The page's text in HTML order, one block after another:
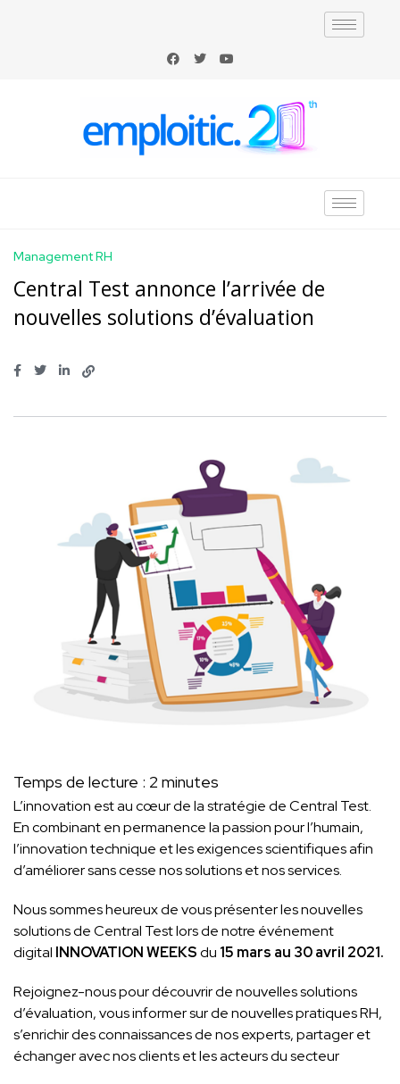
Management RH
Central Test annonce l’arrivée de
nouvelles solutions d’évaluation
Temps de lecture : 2 minutes
L’innovation est au cœur de la stratégie de Central Test.
En combinant en permanence la passion pour l’humain,
l’innovation technique et les exigences scientifiques afin
d’améliorer sans cesse nos solutions et nos services.
Nous sommes heureux de vous présenter les nouvelles
solutions de Central Test lors de notre événement
digital INNOVATION WEEKSdu 15 mars au 30 avril 2021.
Rejoignez-nous pour découvrir de nouvelles solutions
d’évaluation, vous informer sur de nouvelles pratiques RH,
s’enrichir des connaissances de nos experts, partager et
échanger avec nos clients et les acteurs du secteur